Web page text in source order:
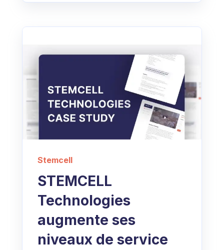
Stemcell
STEMCELL
Technologies
augmente ses
niveaux de service